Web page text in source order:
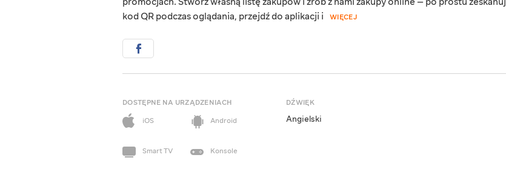
kod QR podczas oglądania, przejdź do aplikacji i
WIĘCEJ
DOSTĘPNE NA URZĄDZENIACH
iOS
Android
Smart TV Konsole
DŹWIĘK
Angielski